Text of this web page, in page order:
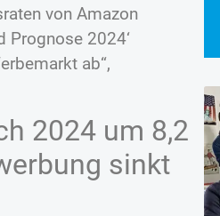
von Amazon
Prognose 2024‘
ab“,
2024 um 8,2
sinkt